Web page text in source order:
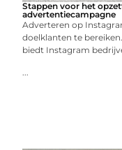
Stappen voor het
advertentiecampagne
Adverteren op
doelklanten te
biedt Instagram
...